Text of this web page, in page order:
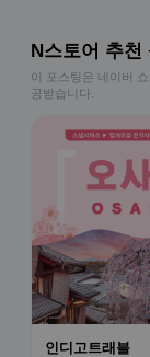
N스토어 추천
이 포스팅은 네이버
공받습니다.
인디고트래블